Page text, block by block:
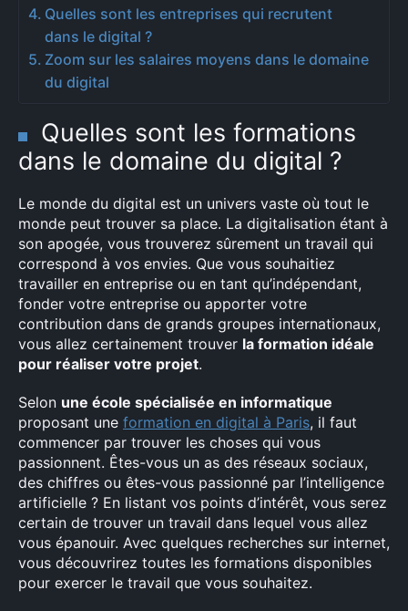
Quelles sont les entreprises qui recrutent
dans le digital ?
Zoom sur les salaires moyens dans le domaine
du digital
Quelles sont les formations
dans le domaine du digital ?
Le monde du digital est un univers vaste où tout le
monde peut trouver sa place. La digitalisation étant à
son apogée, vous trouverez sûrement un travail qui
correspond à vos envies. Que vous souhaitiez
travailler en entreprise ou en tant qu’indépendant,
fonder votre entreprise ou apporter votre
contribution dans de grands groupes internationaux,
vous allez certainement trouver la formation idéale
pour réaliser votre projet.
Selon une école spécialisée en informatique
proposant une formation en digital à Paris, il faut
commencer par trouver les choses qui vous
passionnent. Êtes-vous un as des réseaux sociaux,
des chiffres ou êtes-vous passionné par l’intelligence
artificielle ? En listant vos points d’intérêt, vous serez
certain de trouver un travail dans lequel vous allez
vous épanouir. Avec quelques recherches sur internet,
vous découvrirez toutes les formations disponibles
pour exercer le travail que vous souhaitez.